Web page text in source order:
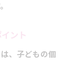
ント
、子どもの個